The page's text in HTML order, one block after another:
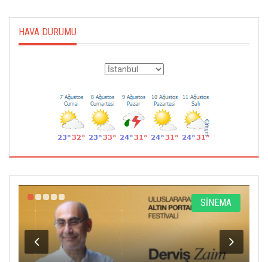
HAVA DURUMU
SİNEMA